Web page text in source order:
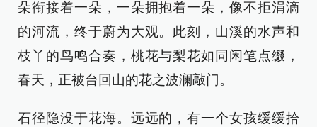
朵衔接着一朵，一朵拥抱着一朵，像不拒涓滴
的河流，终于蔚为大观。此刻，山溪的水声和
枝丫的鸟鸣合奏，桃花与梨花如同闲笔点缀，
春天，正被台回山的花之波澜敲门。
石径隐没于花海。远远的，有一个女孩缓缓拾